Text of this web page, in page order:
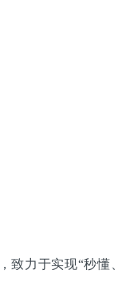
力于实现“秒懂